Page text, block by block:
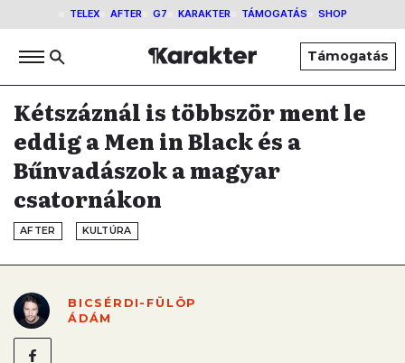
TELEX AFTER G7 KARAKTER TÁMOGATÁS SHOP
Támogatás
Kétszáznál is többször ment le
eddig a Men in Black és a
Bűnvadászok a magyar
csatornákon
AFTER KULTÚRA
BICSÉRDI-FÜLÖP
ÁDÁM